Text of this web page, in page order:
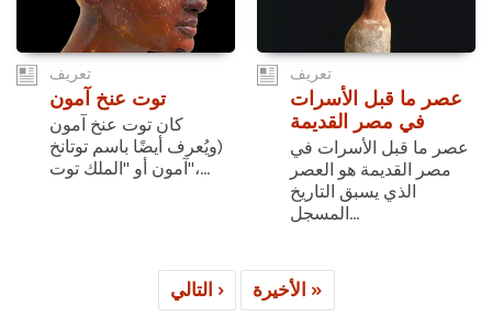
تعريف
توت عنخ آمون
كان توت عنخ آمون
(ويُعرف أيضًا باسم توتانخ
آمون أو "الملك توت"،...
تعريف
عصر ما قبل الأسرات
في مصر القديمة
عصر ما قبل الأسرات في
مصر القديمة هو العصر
الذي يسبق التاريخ
المسجل...
التالي › الأخيرة »